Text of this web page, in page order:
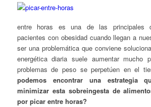
entre horas es una de las principales
pacientes con obesidad cuando llegan a
ser una problemática que conviene
energética diaria suele aumentar mucho
problemas de peso se perpetúen en el
podemos encontrar una estrategia
minimizar esta sobreingesta de
por picar entre horas?